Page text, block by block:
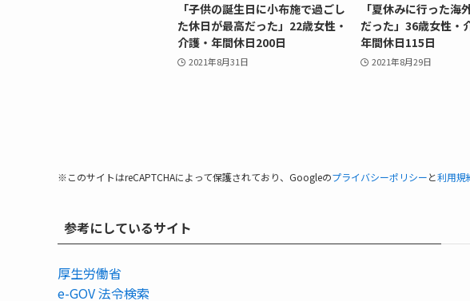
「子供の誕生日に小布施で過ごし
た休日が最高だった」22歳女性・
介護・年間休日200日
2021年8月31日
「夏休みに行った海
だった」36歳女性・
年間休日115日
2021年8月29日
※このサイトはreCAPTCHAによって保護されており、Googleのプライバシーポリシーと利用規
参考にしているサイト
厚生労働省
e-GOV 法令検索